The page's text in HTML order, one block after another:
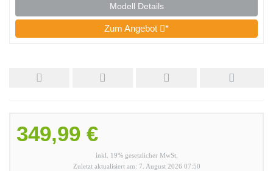
Modell Details
Zum Angebot *
349,99 €
inkl. 19% gesetzlicher MwSt.
Zuletzt aktualisiert am: 7. August 2026 07:50